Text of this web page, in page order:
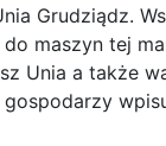
Grudziądz.
maszyn tej
Unia a także